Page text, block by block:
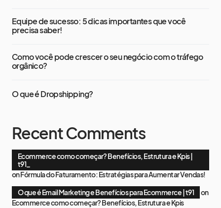
Equipe de sucesso: 5 dicas importantes que você
precisa saber!
Como você pode crescer o seu negócio com o tráfego
orgânico?
O que é Dropshipping?
Recent Comments
Ecommerce como começar? Benefícios, Estrutura e Kpis |
t91_
onFórmula do Faturamento: Estratégias para Aumentar Vendas!
O que é Email Marketing e Benefícios para Ecommerce | t91
on
Ecommerce como começar? Benefícios, Estrutura e Kpis